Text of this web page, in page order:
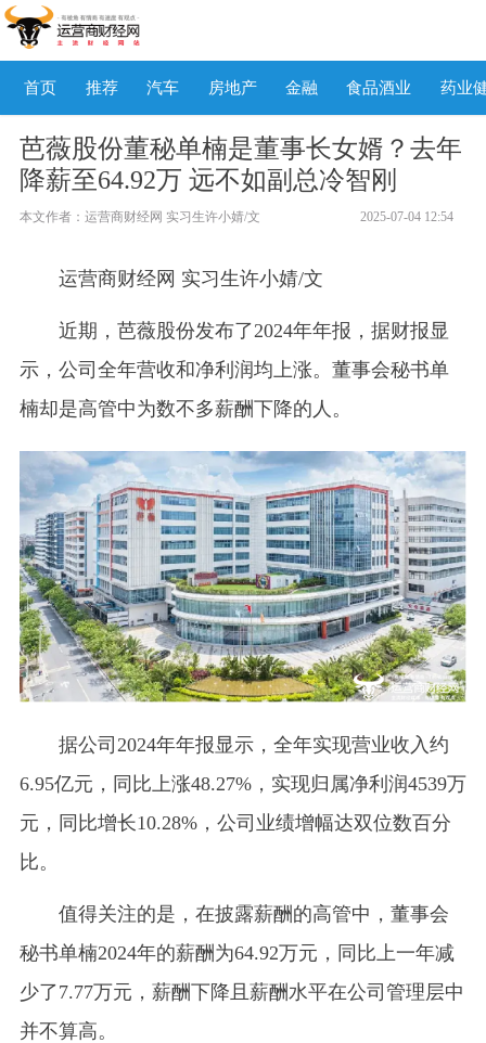
首页 推荐 汽车 房地产 金融 食品酒业 药业
芭薇股份董秘单楠是董事长女婿？去年
降薪至64.92万 远不如副总冷智刚
本文作者： 运营商财经网 实习生许小婧/文 2025-07-04 12:54
运营商财经网 实习生许小婧/文
近期，芭薇股份发布了2024年年报，据财报显
示，公司全年营收和净利润均上涨。董事会秘书单
楠却是高管中为数不多薪酬下降的人。
据公司2024年年报显示，全年实现营业收入约
6.95亿元，同比上涨48.27%，实现归属净利润4539万
元，同比增长10.28%，公司业绩增幅达双位数百分
比。
值得关注的是，在披露薪酬的高管中，董事会
秘书单楠2024年的薪酬为64.92万元，同比上一年减
少了7.77万元，薪酬下降且薪酬水平在公司管理层中
并不算高。